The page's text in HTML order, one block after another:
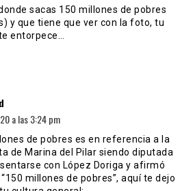
sacas 150 millones de pobres
y que tiene que ver con la foto, tu
entorpece…
a las 3:24 pm
de pobres es en referencia a la
de Marina del Pilar siendo diputada
con López Doriga y afirmó
millones de pobres”, aquí te dejo